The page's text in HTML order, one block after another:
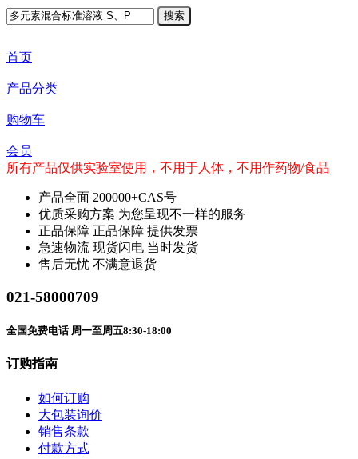
搜索
首页
产品分类
购物车
会员
所有产品仅供实验室使用，不用于人体，不用作药物/食品
产品全面 200000+CAS号
优质采购方案 为您呈现不一样的服务
正品保障 正品保障 提供发票
急速物流 现货闪电 当时发货
售后无忧 不满意退货
021-58000709
全国免费电话 周一至周五8:30-18:00
订购指南
如何订购
大包装询价
销售条款
付款方式